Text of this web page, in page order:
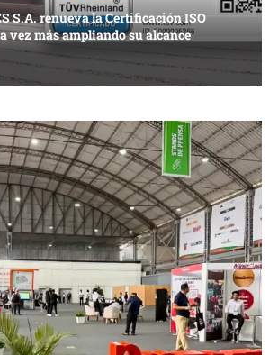
S.A. renueva la Certificación ISO
vez más ampliando su alcance